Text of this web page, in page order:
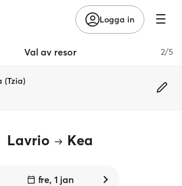
Logga in
Val av resor 2/5
(Tzia)
Lavrio Kea
fre, 1 jan